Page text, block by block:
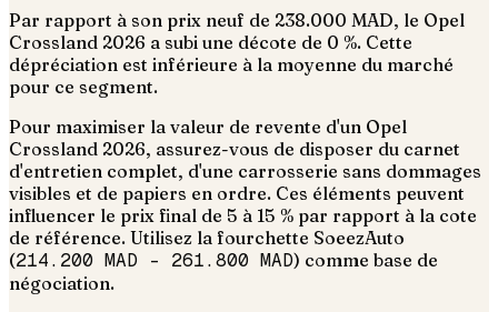
Par rapport à son prix neuf de 238.000 MAD, le Opel
Crossland 2026 a subi une décote de 0 %. Cette
dépréciation est inférieure à la moyenne du marché
pour ce segment.
Pour maximiser la valeur de revente d'un Opel
Crossland 2026, assurez-vous de disposer du carnet
d'entretien complet, d'une carrosserie sans dommages
visibles et de papiers en ordre. Ces éléments peuvent
influencer le prix final de 5 à 15 % par rapport à la cote
de référence. Utilisez la fourchette SoeezAuto
(214.200 MAD – 261.800 MAD) comme base de
négociation.